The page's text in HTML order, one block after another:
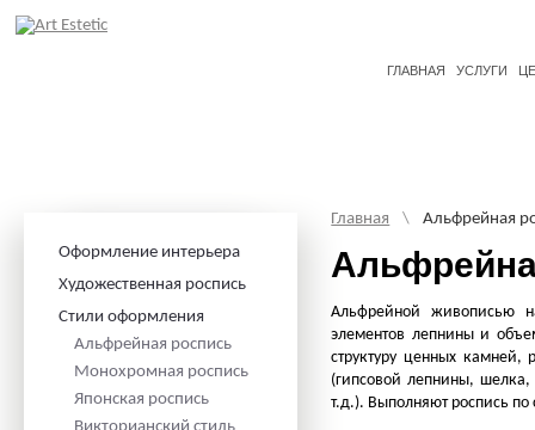
ГЛАВНАЯ УСЛУГИ
Оформление интерьера
Художественная роспись
Стили оформления
Альфрейная роспись
Монохромная роспись
Японская роспись
Главная \ Альфрейная
Альфрейной живописью
элементов лепнины и
структуру ценных камней,
(гипсовой лепнины,
т.д.). Выполняют роспись по